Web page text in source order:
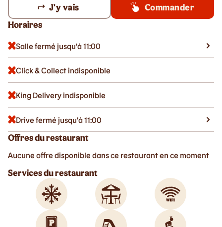
J'y vais
Commander
Horaires
Salle fermé jusqu'à 11:00
Click & Collect indisponible
King Delivery indisponible
Drive fermé jusqu'à 11:00
Offres du restaurant
Aucune offre disponible dans ce restaurant en ce moment
Services du restaurant